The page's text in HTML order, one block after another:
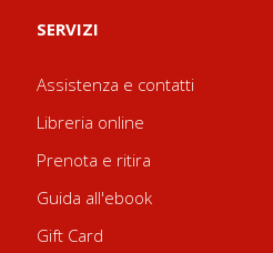
SERVIZI
Assistenza e contatti
Libreria online
Prenota e ritira
Guida all'ebook
Gift Card